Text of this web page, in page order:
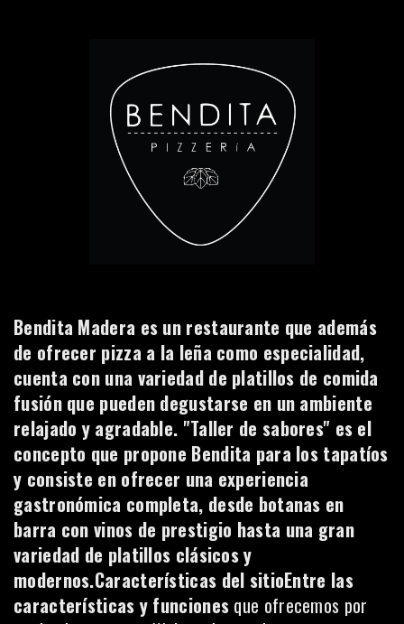
Bendita Madera es un restaurante que además
de ofrecer pizza a la leña como especialidad,
cuenta con una variedad de platillos de comida
fusión que pueden degustarse en un ambiente
relajado y agradable. "Taller de sabores" es el
concepto que propone Bendita para los tapatíos
y consiste en ofrecer una experiencia
gastronómica completa, desde botanas en
barra con vinos de prestigio hasta una gran
variedad de platillos clásicos y
modernos.Características del sitioEntre las
características y funciones que ofrecemos por